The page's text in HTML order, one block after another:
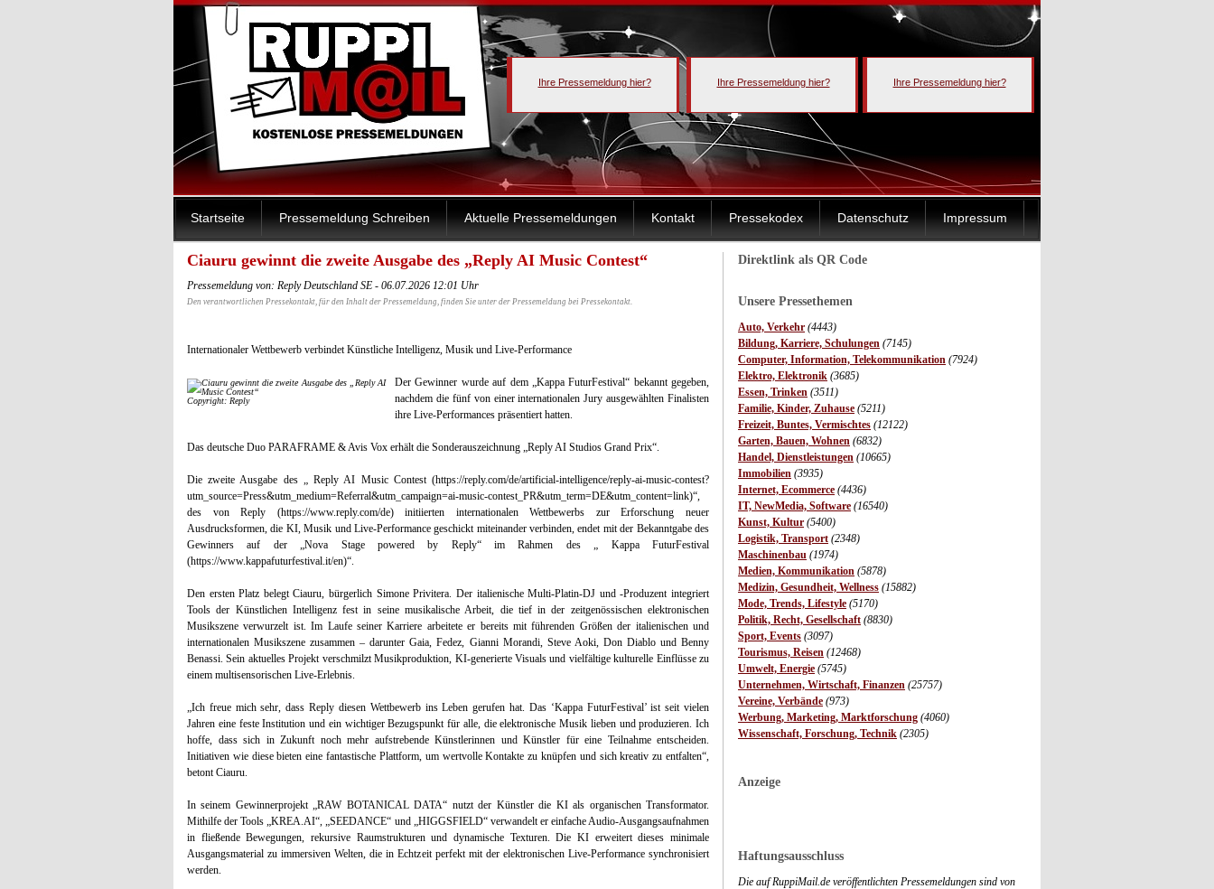
Ihre Pressemeldung hier? Ihre Pressemeldung hier? Ihre Pressemeldung hier?
Startseite Pressemeldung Schreiben Aktuelle Pressemeldungen Kontakt Pressekodex Datenschutz Impressum
Direktlink als QR Code
Unsere Pressethemen
Auto, Verkehr (4443)
Bildung, Karriere, Schulungen (7145)
Computer, Information, Telekommunikation (7924)
Elektro, Elektronik (3685)
Essen, Trinken (3511)
Familie, Kinder, Zuhause (5211)
Freizeit, Buntes, Vermischtes (12122)
Garten, Bauen, Wohnen (6832)
Handel, Dienstleistungen (10665)
Immobilien (3935)
Internet, Ecommerce (4436)
IT, NewMedia, Software (16540)
Kunst, Kultur (5400)
Logistik, Transport (2348)
Maschinenbau (1974)
Medien, Kommunikation (5878)
Medizin, Gesundheit, Wellness (15882)
Mode, Trends, Lifestyle (5170)
Politik, Recht, Gesellschaft (8830)
Sport, Events (3097)
Tourismus, Reisen (12468)
Umwelt, Energie (5745)
Unternehmen, Wirtschaft, Finanzen (25757)
Vereine, Verbände (973)
Werbung, Marketing, Marktforschung (4060)
Wissenschaft, Forschung, Technik (2305)
Anzeige
Haftungsausschluss
Die auf RuppiMail.de veröffentlichten Pressemeldungen sind von
Ciauru gewinnt die zweite Ausgabe des „Reply AI Music Contest“
Pressemeldung von: Reply Deutschland SE - 06.07.2026 12:01 Uhr
Den verantwortlichen Pressekontakt, für den Inhalt der Pressemeldung, finden Sie unter der Pressemeldung bei Pressekontakt.
Internationaler Wettbewerb verbindet Künstliche Intelligenz, Musik und Live-Performance
Copyright: Reply
Der Gewinner wurde auf dem „Kappa FuturFestival“ bekannt gegeben,
nachdem die fünf von einer internationalen Jury ausgewählten Finalisten
ihre Live-Performances präsentiert hatten.
Das deutsche Duo PARAFRAME & Avis Vox erhält die Sonderauszeichnung „Reply AI Studios Grand Prix“.
Die zweite Ausgabe des „ Reply AI Music Contest (https://reply.com/de/artificial-intelligence/reply-ai-music-contest?
utm_source=Press&utm_medium=Referral&utm_campaign=ai-music-contest_PR&utm_term=DE&utm_content=link)“,
des von Reply (https://www.reply.com/de) initiierten internationalen Wettbewerbs zur Erforschung neuer
Ausdrucksformen, die KI, Musik und Live-Performance geschickt miteinander verbinden, endet mit der Bekanntgabe des
Gewinners auf der „Nova Stage powered by Reply“ im Rahmen des „ Kappa FuturFestival
(https://www.kappafuturfestival.it/en)“.
Den ersten Platz belegt Ciauru, bürgerlich Simone Privitera. Der italienische Multi-Platin-DJ und -Produzent integriert
Tools der Künstlichen Intelligenz fest in seine musikalische Arbeit, die tief in der zeitgenössischen elektronischen
Musikszene verwurzelt ist. Im Laufe seiner Karriere arbeitete er bereits mit führenden Größen der italienischen und
internationalen Musikszene zusammen – darunter Gaia, Fedez, Gianni Morandi, Steve Aoki, Don Diablo und Benny
Benassi. Sein aktuelles Projekt verschmilzt Musikproduktion, KI-generierte Visuals und vielfältige kulturelle Einflüsse zu
einem multisensorischen Live-Erlebnis.
„Ich freue mich sehr, dass Reply diesen Wettbewerb ins Leben gerufen hat. Das ‘Kappa FuturFestival’ ist seit vielen
Jahren eine feste Institution und ein wichtiger Bezugspunkt für alle, die elektronische Musik lieben und produzieren. Ich
hoffe, dass sich in Zukunft noch mehr aufstrebende Künstlerinnen und Künstler für eine Teilnahme entscheiden.
Initiativen wie diese bieten eine fantastische Plattform, um wertvolle Kontakte zu knüpfen und sich kreativ zu entfalten“,
betont Ciauru.
In seinem Gewinnerprojekt „RAW BOTANICAL DATA“ nutzt der Künstler die KI als organischen Transformator.
Mithilfe der Tools „KREA.AI“, „SEEDANCE“ und „HIGGSFIELD“ verwandelt er einfache Audio-Ausgangsaufnahmen
in fließende Bewegungen, rekursive Raumstrukturen und dynamische Texturen. Die KI erweitert dieses minimale
Ausgangsmaterial zu immersiven Welten, die in Echtzeit perfekt mit der elektronischen Live-Performance synchronisiert
werden.